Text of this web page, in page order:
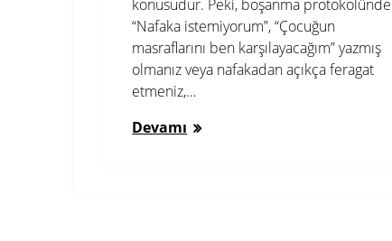
konusudur. Peki, boşanma protokolünde
“Nafaka istemiyorum”, “Çocuğun
masraflarını ben karşılayacağım” yazmış
olmanız veya nafakadan açıkça feragat
etmeniz,…
Devamı